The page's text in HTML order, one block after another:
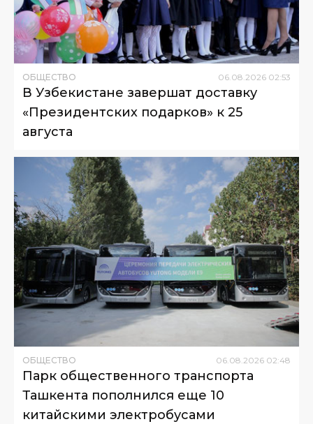
ОБЩЕСТВО 06.08.2026 02:53
В Узбекистане завершат доставку
«Президентских подарков» к 25
августа
ОБЩЕСТВО 06.08.2026 02:48
Парк общественного транспорта
Ташкента пополнился еще 10
китайскими электробусами